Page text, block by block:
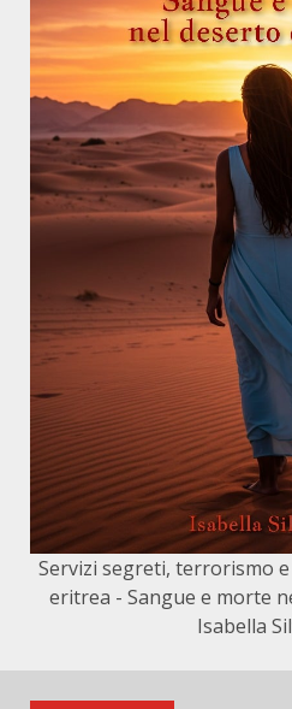
Servizi segreti, terrorismo
eritrea - Sangue e morte
Isabella